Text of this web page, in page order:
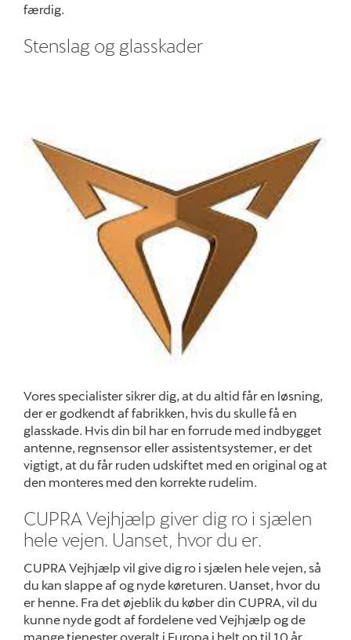
færdig.
Stenslag og glasskader
Vores specialister sikrer dig, at du altid får en løsning,
der er godkendt af fabrikken, hvis du skulle få en
glasskade. Hvis din bil har en forrude med indbygget
antenne, regnsensor eller assistentsystemer, er det
vigtigt, at du får ruden udskiftet med en original og at
den monteres med den korrekte rudelim.
CUPRA Vejhjælp giver dig ro i sjælen
hele vejen. Uanset, hvor du er.
CUPRA Vejhjælp vil give dig ro i sjælen hele vejen, så
du kan slappe af og nyde køreturen. Uanset, hvor du
er henne. Fra det øjeblik du køber din CUPRA, vil du
kunne nyde godt af fordelene ved Vejhjælp og de
mange tjenester overalt i Europa i helt op til 10 år.